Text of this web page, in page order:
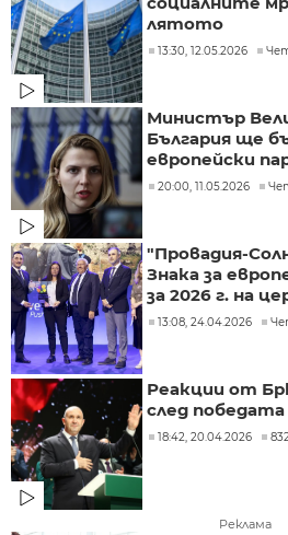
лятото
13:30, 12.05.2026
Министър
България ще
европейски
20:00, 11.05.2026
"Провадия-
Знака за
за 2026 г. на
13:08, 24.04.2026
Реакции от
след
18:42, 20.04.2026
Реклама